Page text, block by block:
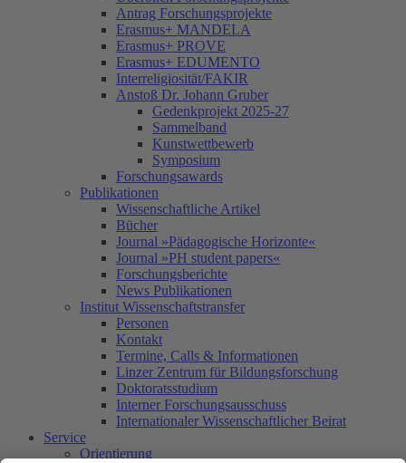
Antrag Forschungsprojekte
Erasmus+ MANDELA
Erasmus+ PROVE
Erasmus+ EDUMENTO
Interreligiosität/FAKIR
Anstoß Dr. Johann Gruber
Gedenkprojekt 2025-27
Sammelband
Kunstwettbewerb
Symposium
Forschungsawards
Publikationen
Wissenschaftliche Artikel
Bücher
Journal »Pädagogische Horizonte«
Journal »PH student papers«
Forschungsberichte
News Publikationen
Institut Wissenschaftstransfer
Personen
Kontakt
Termine, Calls & Informationen
Linzer Zentrum für Bildungsforschung
Doktoratsstudium
Interner Forschungsausschuss
Internationaler Wissenschaftlicher Beirat
Service
Orientierung